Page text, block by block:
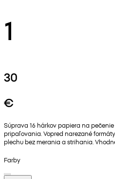
1
30
€
Súprava 16 hárkov papiera na
pripaľovania. Vopred narezané
plechu bez merania a strihania.
Farby